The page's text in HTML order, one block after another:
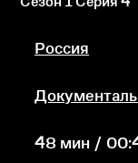
Россия
48 мин /